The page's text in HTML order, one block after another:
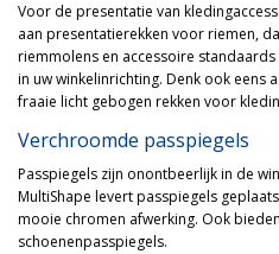
Voor de presentatie van
aan presentatierekken voor riemen,
riemmolens en accessoire
in uw winkelinrichting. Denk ook eens
fraaie licht gebogen rekken voor
Verchroomde passpiegels
Passpiegels zijn onontbeerlijk in de
MultiShape levert passpiegels
mooie chromen afwerking. Ook
schoenenpasspiegels.